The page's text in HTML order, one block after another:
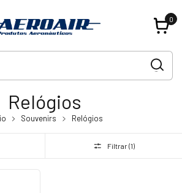
0
Relógios
Souvenirs Relógios
Filtrar (1)